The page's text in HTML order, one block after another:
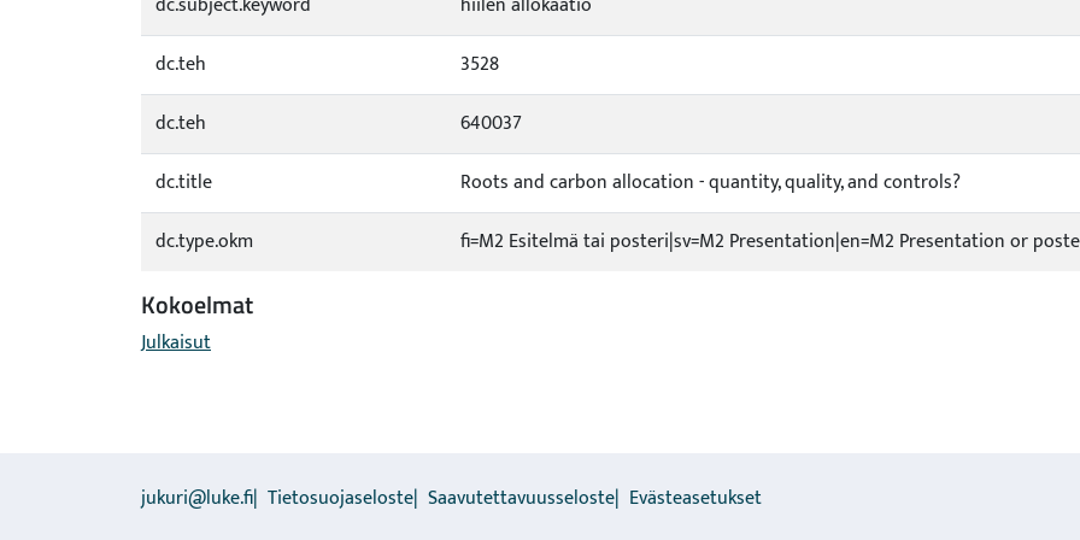
dc.teh
3528
dc.teh
640037
dc.title
Roots and carbon allocation - quantity, quality, and controls?
dc.type.okm
fi=M2 Esitelmä tai posteri|sv=M2 Presentation|en=M2 Presentation or
Kokoelmat
Julkaisut
jukuri@luke.fi Tietosuojaseloste Saavutettavuusseloste Evästeasetukset